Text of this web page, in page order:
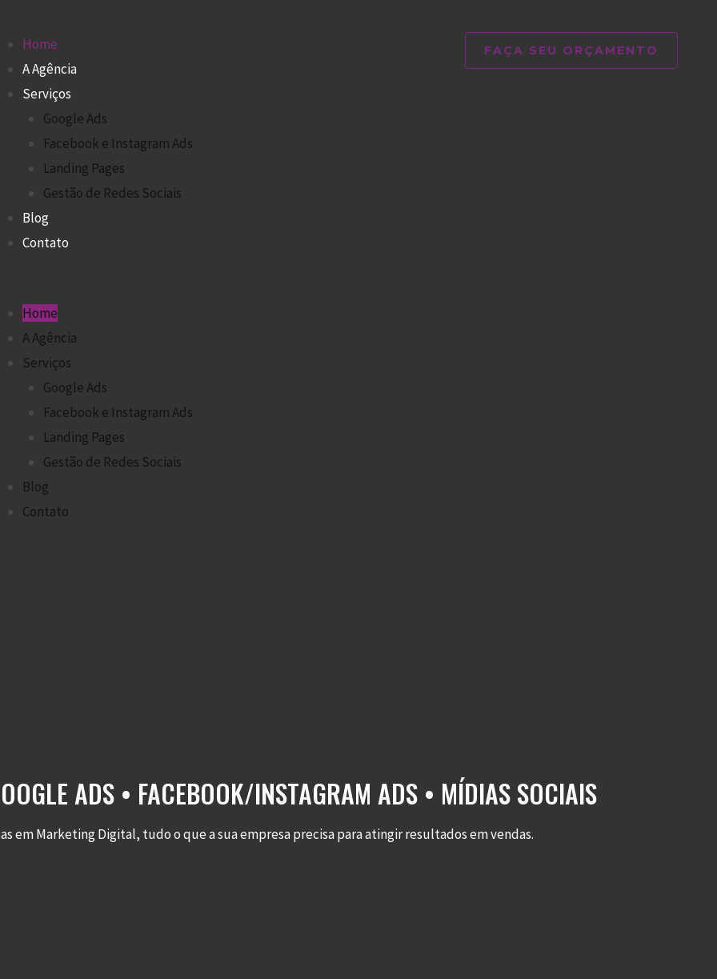
Home
A Agência
Serviços
Google Ads
Facebook e Instagram Ads
Landing Pages
Gestão de Redes Sociais
Blog
Contato
Home
A Agência
Serviços
Google Ads
Facebook e Instagram Ads
Landing Pages
Gestão de Redes Sociais
Blog
Contato
FAÇA SEU ORÇAMENTO
ADS • FACEBOOK/INSTAGRAM ADS • MÍDIAS SOCIAIS
em Marketing Digital, tudo o que a sua empresa precisa para atingir resultados em vendas.